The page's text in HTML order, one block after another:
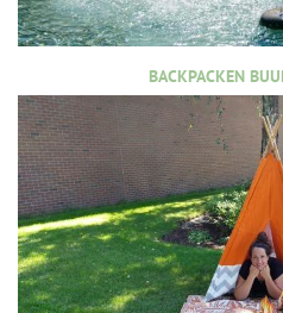
BACKPACKEN